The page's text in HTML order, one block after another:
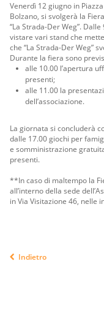
Venerdì 12 giugno in
Bolzano, si svolgerà la
“La Strada-Der Weg”.
vistare vari stand che
che “La Strada-Der Weg”
Durante la fiera sono
alle 10.00 l’apertura
presenti;
alle 11.00 la
dell’associazione.
La giornata si concluderà
dalle 17.00 giochi per
e somministrazione
presenti.
**In caso di maltempo la
all’interno della sede
in Via Visitazione 46, nelle
Indietro